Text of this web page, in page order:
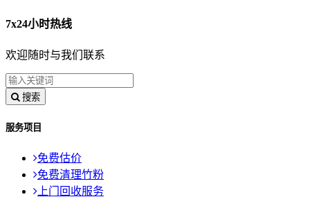
7x24小时热线
欢迎随时与我们联系
搜索
服务项目
免费估价
免费清理竹粉
上门回收服务